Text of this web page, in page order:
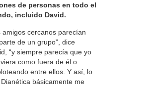
de personas en todo el
incluido David.
amigos cercanos parecían
de un grupo”, dice
“y siempre parecía que yo
como fuera de él o
entre ellos. Y así, lo
básicamente me